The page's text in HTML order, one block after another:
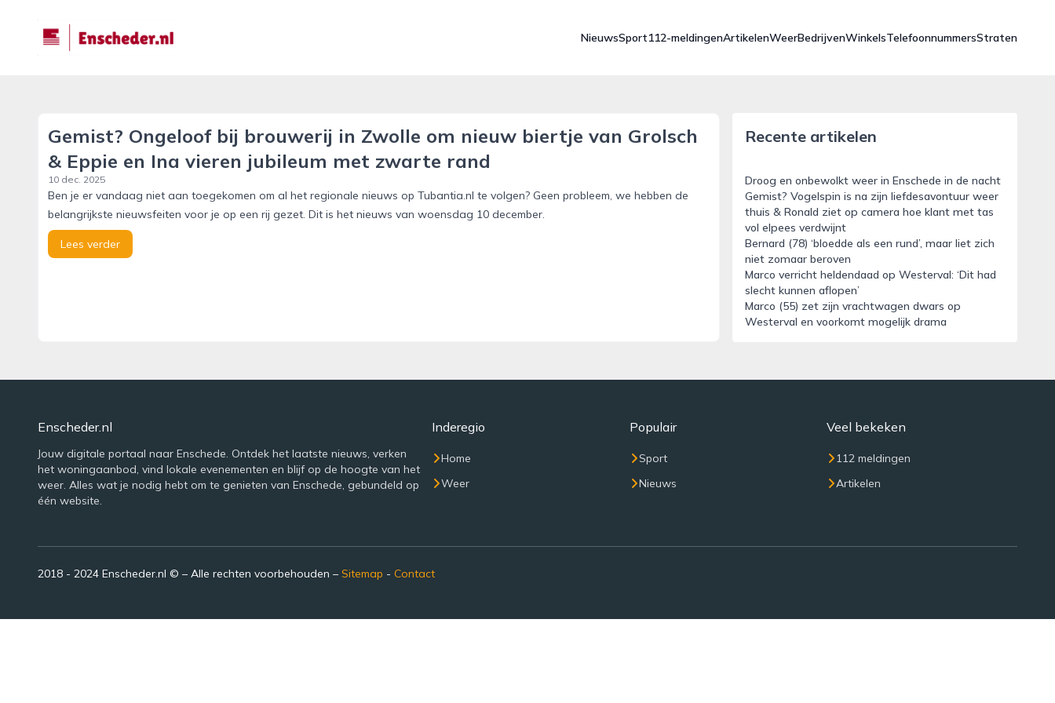
enscheder.nl
NieuwsSport112-meldingenArtikelenWeerBedrijvenWinkelsTelefoonnummersStraten
Gemist? Ongeloof bij brouwerij in Zwolle om nieuw biertje van Grolsch
& Eppie en Ina vieren jubileum met zwarte rand
10 dec. 2025
Ben je er vandaag niet aan toegekomen om al het regionale nieuws op Tubantia.nl te volgen? Geen probleem, we hebben de
belangrijkste nieuwsfeiten voor je op een rij gezet. Dit is het nieuws van woensdag 10 december.
Lees verder
Recente artikelen
Droog en onbewolkt weer in Enschede in de nacht
Gemist? Vogelspin is na zijn liefdesavontuur weer
thuis & Ronald ziet op camera hoe klant met tas
vol elpees verdwijnt
Bernard (78) ‘bloedde als een rund’, maar liet zich
niet zomaar beroven
Marco verricht heldendaad op Westerval: ‘Dit had
slecht kunnen aflopen’
Marco (55) zet zijn vrachtwagen dwars op
Westerval en voorkomt mogelijk drama
Enscheder.nl
Jouw digitale portaal naar Enschede. Ontdek het laatste nieuws, verken
het woningaanbod, vind lokale evenementen en blijf op de hoogte van het
weer. Alles wat je nodig hebt om te genieten van Enschede, gebundeld op
één website.
Inderegio
Home
Weer
Populair
Sport
Nieuws
Veel bekeken
112 meldingen
Artikelen
2018 - 2024 Enscheder.nl © – Alle rechten voorbehouden – Sitemap - Contact